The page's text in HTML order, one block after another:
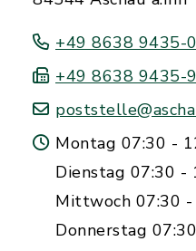
+49 8638 9435-0
+49 8638 9435-
Montag 07:30 -
Dienstag 07:30 -
Mittwoch 07:30 -
Donnerstag